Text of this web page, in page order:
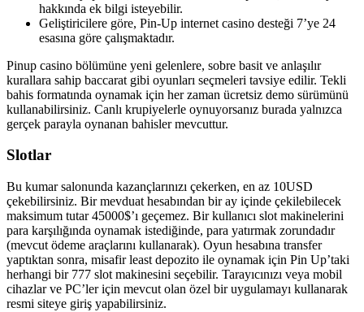
hakkında ek bilgi isteyebilir.
Geliştiricilere göre, Pin-Up internet casino desteği 7’ye 24
esasına göre çalışmaktadır.
Pinup casino bölümüne yeni gelenlere, sobre basit ve anlaşılır
kurallara sahip baccarat gibi oyunları seçmeleri tavsiye edilir. Tekli
bahis formatında oynamak için her zaman ücretsiz demo sürümünü
kullanabilirsiniz. Canlı krupiyelerle oynuyorsanız burada yalnızca
gerçek parayla oynanan bahisler mevcuttur.
Slotlar
Bu kumar salonunda kazançlarınızı çekerken, en az 10USD
çekebilirsiniz. Bir mevduat hesabından bir ay içinde çekilebilecek
maksimum tutar 45000$’ı geçemez. Bir kullanıcı slot makinelerini
para karşılığında oynamak istediğinde, para yatırmak zorundadır
(mevcut ödeme araçlarını kullanarak). Oyun hesabına transfer
yaptıktan sonra, misafir least depozito ile oynamak için Pin Up’taki
herhangi bir 777 slot makinesini seçebilir. Tarayıcınızı veya mobil
cihazlar ve PC’ler için mevcut olan özel bir uygulamayı kullanarak
resmi siteye giriş yapabilirsiniz.